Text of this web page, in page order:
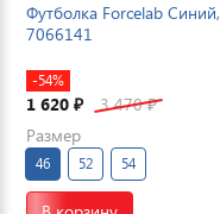
Футболка Forcelab Синий,
7066141
-54%
1 620 ₽ 3 470₽
Размер
46 52 54